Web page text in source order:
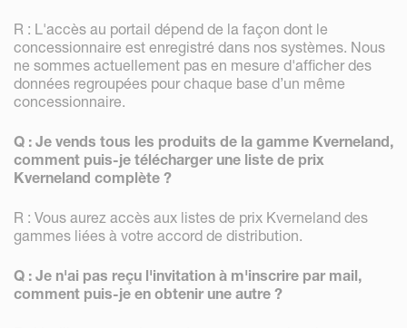
R : L'accès au portail dépend de la façon dont le
concessionnaire est enregistré dans nos systèmes. Nous
ne sommes actuellement pas en mesure d'afficher des
données regroupées pour chaque base d’un même
concessionnaire.
Q : Je vends tous les produits de la gamme Kverneland,
comment puis-je télécharger une liste de prix
Kverneland complète ?
R : Vous aurez accès aux listes de prix Kverneland des
gammes liées à votre accord de distribution.
Q : Je n'ai pas reçu l'invitation à m'inscrire par mail,
comment puis-je en obtenir une autre ?